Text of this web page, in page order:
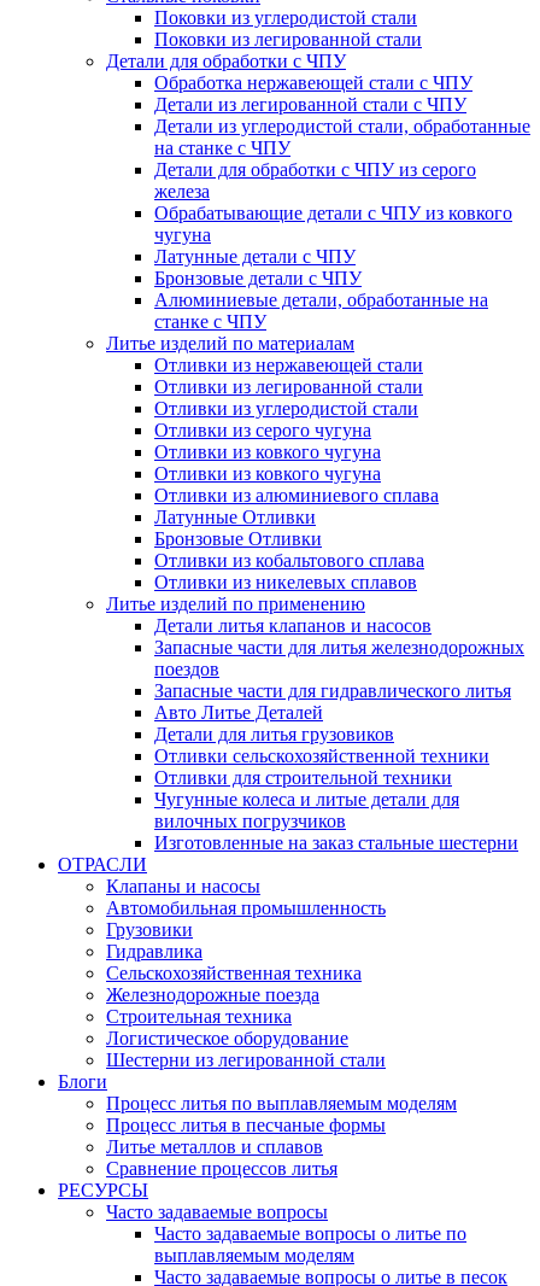
Поковки из углеродистой стали
Поковки из легированной стали
Детали для обработки с ЧПУ
Обработка нержавеющей стали с ЧПУ
Детали из легированной стали с ЧПУ
Детали из углеродистой стали, обработанные
на станке с ЧПУ
Детали для обработки с ЧПУ из серого
железа
Обрабатывающие детали с ЧПУ из ковкого
чугуна
Латунные детали с ЧПУ
Бронзовые детали с ЧПУ
Алюминиевые детали, обработанные на
станке с ЧПУ
Литье изделий по материалам
Отливки из нержавеющей стали
Отливки из легированной стали
Отливки из углеродистой стали
Отливки из серого чугуна
Отливки из ковкого чугуна
Отливки из ковкого чугуна
Отливки из алюминиевого сплава
Латунные Отливки
Бронзовые Отливки
Отливки из кобальтового сплава
Отливки из никелевых сплавов
Литье изделий по применению
Детали литья клапанов и насосов
Запасные части для литья железнодорожных
поездов
Запасные части для гидравлического литья
Авто Литье Деталей
Детали для литья грузовиков
Отливки сельскохозяйственной техники
Отливки для строительной техники
Чугунные колеса и литые детали для
вилочных погрузчиков
Изготовленные на заказ стальные шестерни
ОТРАСЛИ
Клапаны и насосы
Автомобильная промышленность
Грузовики
Гидравлика
Сельскохозяйственная техника
Железнодорожные поезда
Строительная техника
Логистическое оборудование
Шестерни из легированной стали
Блоги
Процесс литья по выплавляемым моделям
Процесс литья в песчаные формы
Литье металлов и сплавов
Сравнение процессов литья
РЕСУРСЫ
Часто задаваемые вопросы
Часто задаваемые вопросы о литье по
выплавляемым моделям
Часто задаваемые вопросы о литье в песок